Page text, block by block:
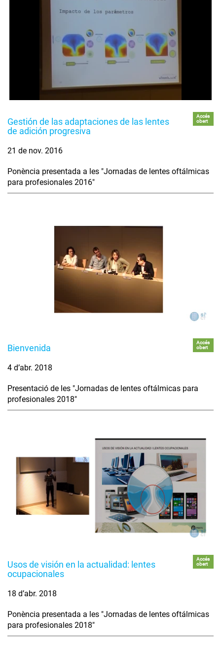
Gestión de las adaptaciones de las lentes
de adición progresiva
Accés
obert
21 de nov. 2016
Ponència presentada a les "Jornadas de lentes oftálmicas
para profesionales 2016"
Bienvenida
Accés
obert
4 d’abr. 2018
Presentació de les "Jornadas de lentes oftálmicas para
profesionales 2018"
Usos de visión en la actualidad: lentes
ocupacionales
Accés
obert
18 d’abr. 2018
Ponència presentada a les "Jornadas de lentes oftálmicas
para profesionales 2018"